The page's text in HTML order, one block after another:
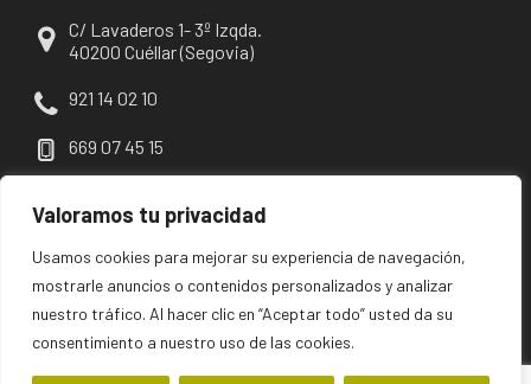
Valoramos tu privacidad
Usamos cookies para mejorar su experiencia de navegación,
mostrarle anuncios o contenidos personalizados y analizar
nuestro tráfico. Al hacer clic en “Aceptar todo” usted da su
consentimiento a nuestro uso de las cookies.
C/ Lavaderos 1- 3º Izqda.
40200 Cuéllar (Segovia)
921 14 02 10
669 07 45 15